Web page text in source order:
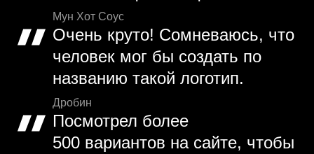
Мун Хот Соус
Очень круто! Сомневаюсь, что
человек мог бы создать по
названию такой логотип.
Дробин
Посмотрел более
500 вариантов на сайте, чтобы